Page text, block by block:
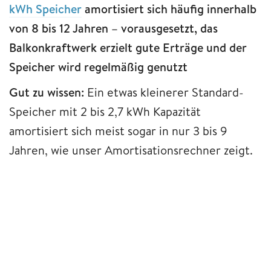
kWh Speicheramortisiert sich häufig innerhalb
von 8 bis 12 Jahren – vorausgesetzt, das
Balkonkraftwerk erzielt gute Erträge und der
Speicher wird regelmäßig genutzt
Gut zu wissen: Ein etwas kleinerer Standard-
Speicher mit 2 bis 2,7 kWh Kapazität
amortisiert sich meist sogar in nur 3 bis 9
Jahren, wie unser Amortisationsrechner zeigt.